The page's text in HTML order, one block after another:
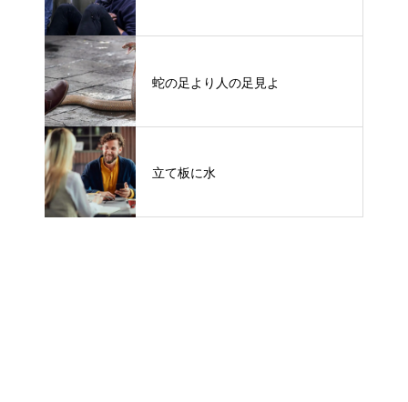
蛇の足より人の足見よ
立て板に水